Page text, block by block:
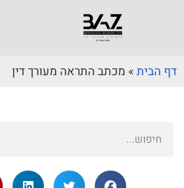
דף הבית » מכתב התראה מעורך דין